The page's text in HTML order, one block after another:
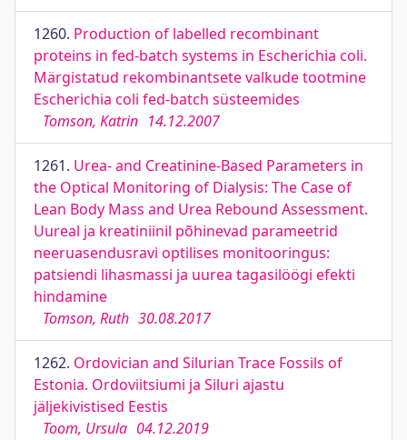
1260. Production of labelled recombinant
proteins in fed-batch systems in Escherichia coli.
Märgistatud rekombinantsete valkude tootmine
Escherichia coli fed-batch süsteemides
Tomson, Katrin 14.12.2007
1261. Urea- and Creatinine-Based Parameters in
the Optical Monitoring of Dialysis: The Case of
Lean Body Mass and Urea Rebound Assessment.
Uureal ja kreatiniinil põhinevad parameetrid
neeruasendusravi optilises monitooringus:
patsiendi lihasmassi ja uurea tagasilöögi efekti
hindamine
Tomson, Ruth 30.08.2017
1262. Ordovician and Silurian Trace Fossils of
Estonia. Ordoviitsiumi ja Siluri ajastu
jäljekivistised Eestis
Toom, Ursula 04.12.2019